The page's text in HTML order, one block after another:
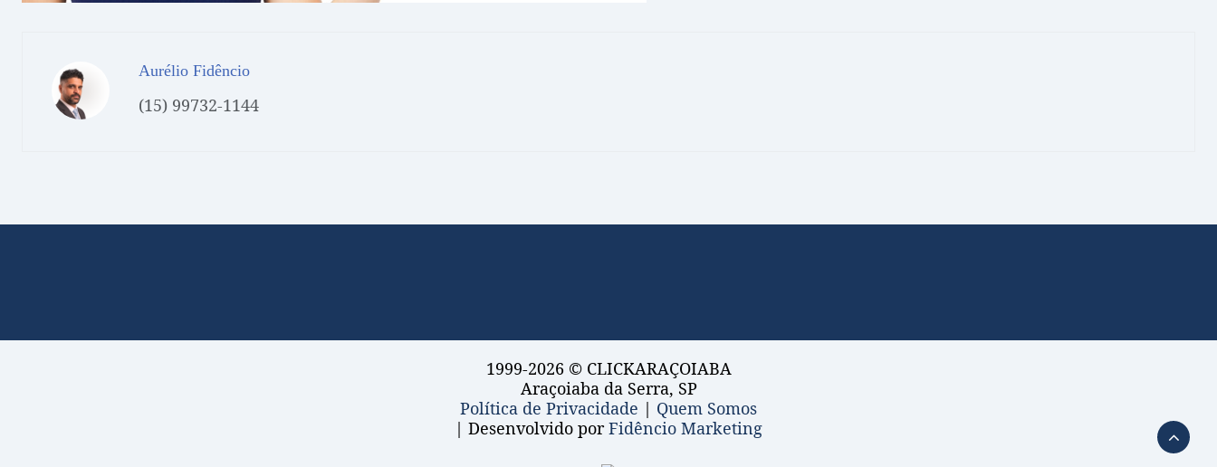
Aurélio Fidêncio
(15) 99732-1144
1999-2026 © CLICKARAÇOIABA
Araçoiaba da Serra, SP
Política de Privacidade | Quem Somos
| Desenvolvido porFidêncio Marketing